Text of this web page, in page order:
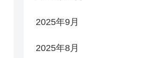
2025年9月
2025年8月